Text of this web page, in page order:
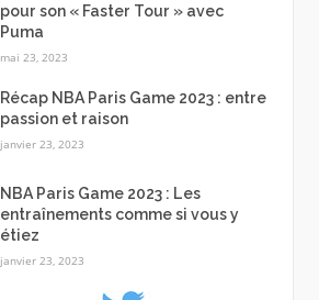
pour son « Faster Tour » avec
Puma
mai 23, 2023
Récap NBA Paris Game 2023 : entre
passion et raison
janvier 23, 2023
NBA Paris Game 2023 : Les
entraînements comme si vous y
étiez
janvier 23, 2023